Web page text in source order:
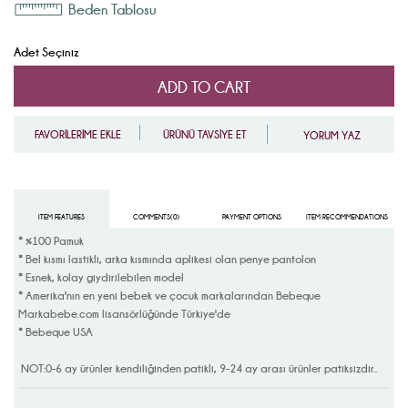
Beden Tablosu
Adet Seçiniz
ÜRÜNÜ TAVSİYE ET
FAVORİLERİME EKLE YORUM YAZ
ITEM FEATURES COMMENTS(0) PAYMENT OPTIONS ITEM RECOMMENDATIONS
* %100 Pamuk
* Bel kısmı lastikli, arka kısmında aplikesi olan penye pantolon
* Esnek, kolay giydirilebilen model
* Amerika'nın en yeni bebek ve çocuk markalarından Bebeque
Markabebe.com lisansörlüğünde Türkiye'de
* Bebeque USA
NOT:0-6 ay ürünler kendiliğinden patikli, 9-24 ay arası ürünler patiksizdir..